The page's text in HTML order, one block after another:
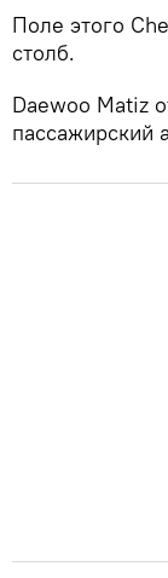
Поле этого
столб.
Daewoo Matiz
пассажирский